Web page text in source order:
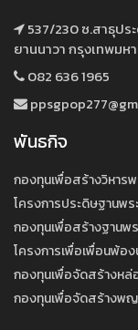
537/230 ซ.สาธุปร
ยานนาวา กรุงเทพมห
082 636 1965
พันธกิจ
กองทุนเพื่อสร้างวิหา
โครงการประดิษฐานพ
กองทุนเพื่อสร้างฐานพ
โครงการเพื่อเพื่อนพ้อ
กองทุนเพื่อจัดสร้างหล่
กองทุนเพื่อจัดสร้างพญ